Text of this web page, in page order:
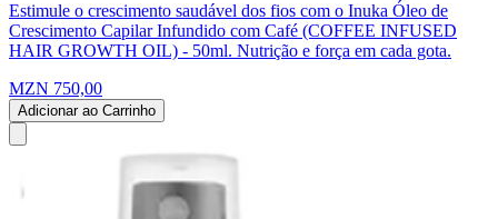
Estimule o crescimento saudável dos fios com o Inuka Óleo de
Crescimento Capilar Infundido com Café (COFFEE INFUSED
HAIR GROWTH OIL) - 50ml. Nutrição e força em cada gota.
MZN 750,00
Adicionar ao Carrinho